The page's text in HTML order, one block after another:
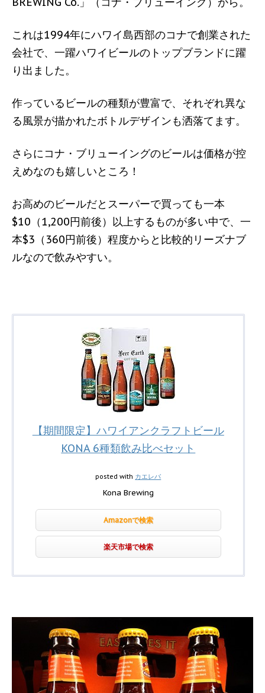
これは1994年にハワイ島西部のコナで創業された
会社で、一躍ハワイビールのトップブランドに躍
り出ました。
作っているビールの種類が豊富で、それぞれ異な
る風景が描かれたボトルデザインも洒落てます。
さらにコナ・ブリューイングのビールは価格が控
えめなのも嬉しいところ！
お高めのビールだとスーパーで買っても一本
$10（1,200円前後）以上するものが多い中で、一
本$3（360円前後）程度からと比較的リーズナブ
ルなので飲みやすい。
【期間限定】ハワイアンクラフトビール
KONA 6種類飲み比べセット
posted with カエレバ
Kona Brewing
Amazonで検索
楽天市場で検索